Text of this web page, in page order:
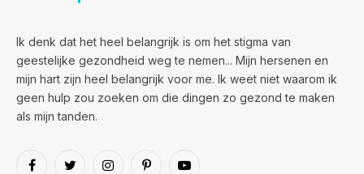
Ik denk dat het heel belangrijk is om het stigma van
geestelijke gezondheid weg te nemen... Mijn hersenen en
mijn hart zijn heel belangrijk voor me. Ik weet niet waarom ik
geen hulp zou zoeken om die dingen zo gezond te maken
als mijn tanden.